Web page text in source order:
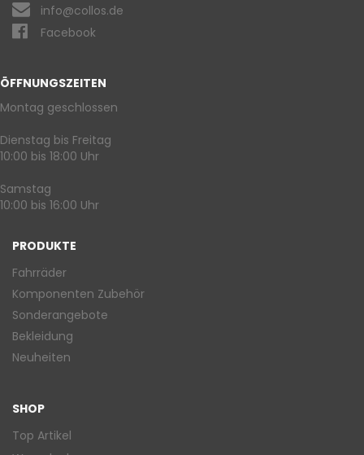
info@collos.de
Facebook
ÖFFNUNGSZEITEN
Montag geschlossen
Dienstag bis Freitag
10:00 bis 18:00 Uhr
Samstag
10:00 bis 16:00 Uhr
PRODUKTE
Fahrräder
Komponenten Zubehör
Sonderangebote
Bekleidung
Neuheiten
SHOP
Top Artikel